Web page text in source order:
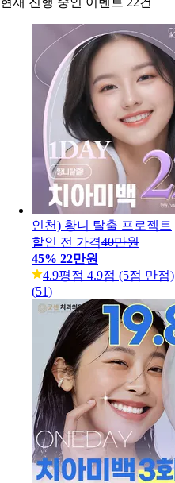
인천) 황니 탈출 프로젝트
할인 전 가격40만원
45% 22만원
4.9평점 4.9점 (5점 만점)
(51)